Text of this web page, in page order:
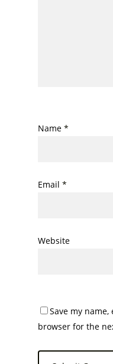
Name *
Email *
Website
Save my
browser for the